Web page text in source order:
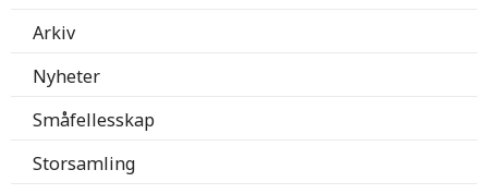
Arkiv
Nyheter
Småfellesskap
Storsamling